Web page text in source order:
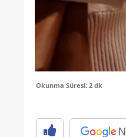
Okunma Süresi: 2 dk